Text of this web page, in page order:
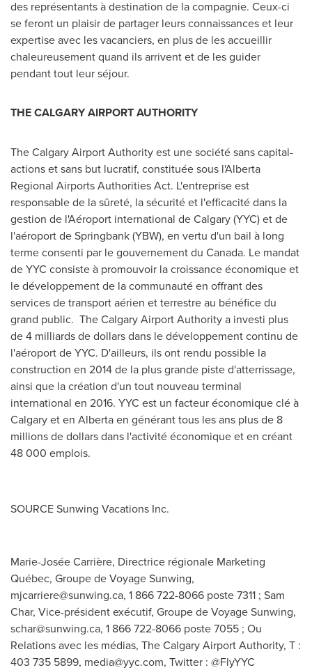
des représentants à destination de la compagnie. Ceux-ci
se feront un plaisir de partager leurs connaissances et leur
expertise avec les vacanciers, en plus de les accueillir
chaleureusement quand ils arrivent et de les guider
pendant tout leur séjour.
THECALGARYAIRPORT AUTHORITY
The Calgary Airport Authority est une société sans capital-
actions et sans but lucratif, constituée sous l'Alberta
Regional Airports Authorities Act. L'entreprise est
responsable de la sûreté, la sécurité et l'efficacité dans la
gestion de l'Aéroport international deCalgary(YYC) et de
l'aéroport de Springbank (YBW), en vertu d'un bail à long
terme consenti par le gouvernement du Canada. Le mandat
de YYC consiste à promouvoir la croissance économique et
le développement de la communauté en offrant des
services de transport aérien et terrestre au bénéfice du
grand public. The Calgary Airport Authority a investi plus
de 4 milliards de dollars dans le développement continu de
l'aéroport de YYC. D'ailleurs, ils ont rendu possible la
construction en 2014 de la plus grande piste d'atterrissage,
ainsi que la création d'un tout nouveau terminal
international en 2016. YYC est un facteur économique clé à
Calgaryet en Albertaen générant tous les ans plus de 8
millions de dollars dans l'activité économique et en créant
48 000 emplois.
SOURCE Sunwing Vacations Inc.
Marie-Josée Carrière, Directrice régionale Marketing
Québec, Groupe de Voyage Sunwing,
mjcarriere@sunwing.ca, 1 866 722-8066 poste 7311 ; Sam
Char, Vice-président exécutif, Groupe de Voyage Sunwing,
schar@sunwing.ca, 1 866 722-8066 poste 7055 ; Ou
Relations avec les médias, The Calgary Airport Authority, T :
403 735 5899, media@yyc.com, Twitter : @FlyYYC